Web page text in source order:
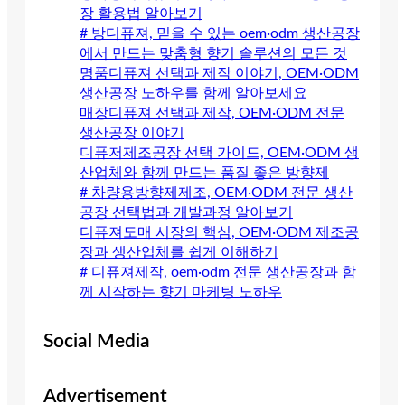
장 활용법 알아보기
# 방디퓨져, 믿을 수 있는 oem·odm 생산공장
에서 만드는 맞춤형 향기 솔루션의 모든 것
명품디퓨져 선택과 제작 이야기, OEM·ODM
생산공장 노하우를 함께 알아보세요
매장디퓨져 선택과 제작, OEM·ODM 전문
생산공장 이야기
디퓨저제조공장 선택 가이드, OEM·ODM 생
산업체와 함께 만드는 품질 좋은 방향제
# 차량용방향제제조, OEM·ODM 전문 생산
공장 선택법과 개발과정 알아보기
디퓨져도매 시장의 핵심, OEM·ODM 제조공
장과 생산업체를 쉽게 이해하기
# 디퓨져제작, oem·odm 전문 생산공장과 함
께 시작하는 향기 마케팅 노하우
Social Media
Advertisement